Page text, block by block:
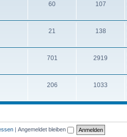
60 107
21 138
701 2919
206 1033
| Angemeldet bleiben